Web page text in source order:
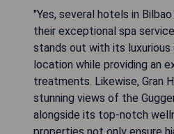
"Yes, several hotels in
their exceptional spa
stands out with its
location while providing an
treatments. Likewise, Gran
stunning views of the
alongside its top-notch